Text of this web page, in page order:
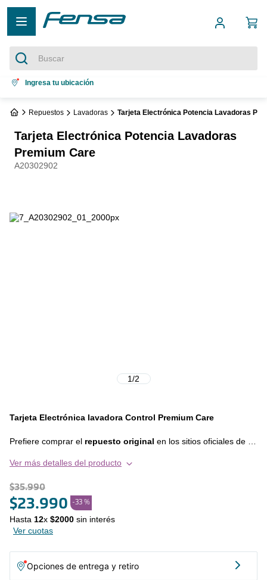
Buscar
Términos más buscados
4. refrigerador no frost
Ingresa tu ubicación
Repuestos Lavadoras Tarjeta Electrónica Potencia Lavadoras
Tarjeta Electrónica Potencia Lavadoras
Premium Care
A20302902
1/2
Tarjeta Electrónica lavadora Control Premium Care
Prefiere comprar el repuesto original en los sitios oficiales de la
funcionamiento de tu equipo y extiende la vida útil del
durabilidad. Este repuesto es compatible con los siguientes
modelos: • PREMIUM CARE 14 SZ • PREMIUM CARE 16 SZ •
PREMIUM CARE 18 SZ • PREMIUM CARE 20 SZ
Ver más detalles del producto
$35.990
$23.990 -33 %
Hasta 12x $2000 sin interés
Ver cuotas
Opciones de entrega y retiro